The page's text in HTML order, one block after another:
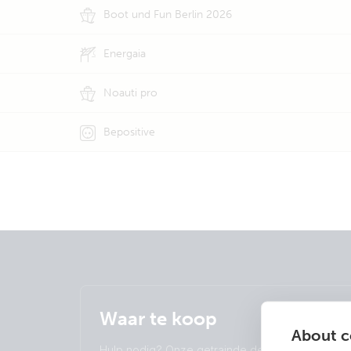
About
Boot und Fun Berlin 2026
Energaia
Noauti pro
Bepositive
Waar te koop